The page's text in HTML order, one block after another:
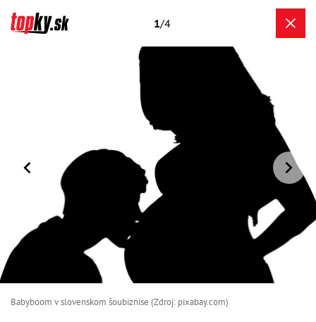
1/4
Babyboom v slovenskom šoubiznise (Zdroj: pixabay.com)